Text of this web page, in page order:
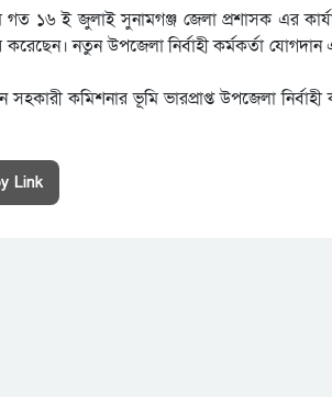
১৬ ই জুলাই সুনামগঞ্জ জেলা প্রশাসক এর
নতুন উপজেলা নির্বাহী কর্মকর্তা যোগদান
কমিশনার ভূমি ভারপ্রাপ্ত উপজেলা নির্বাহী
Link